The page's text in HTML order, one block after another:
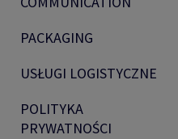
PACKAGING
USŁUGI LOGISTYCZNE
POLITYKA
PRYWATNOŚCI